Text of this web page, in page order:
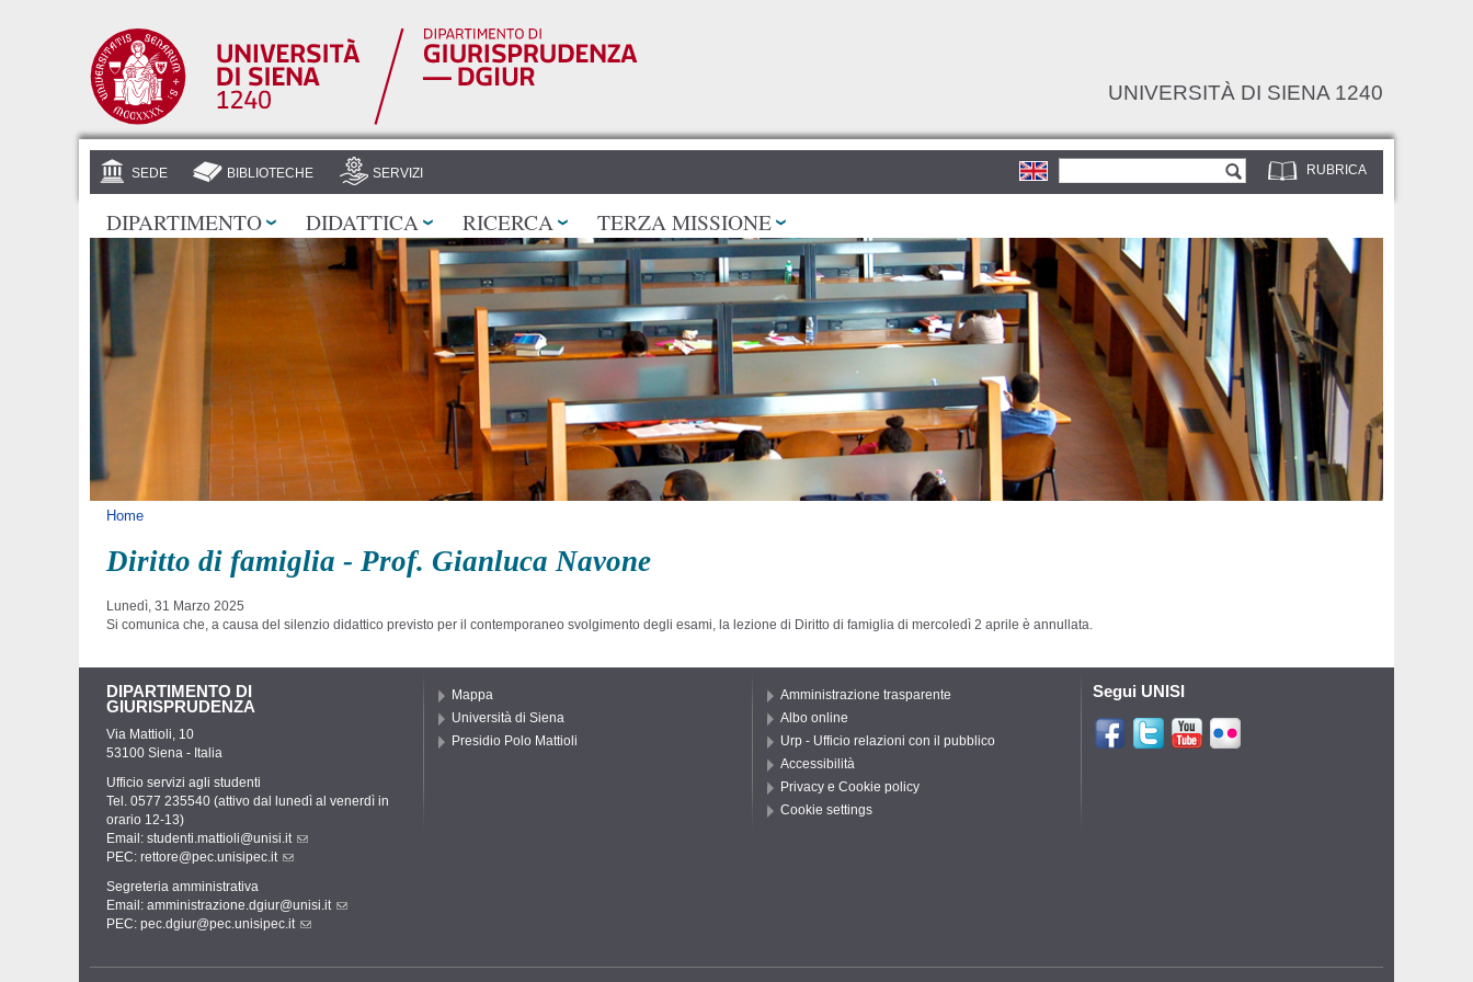
UNIVERSITÀ DI SIENA 1240
RUBRICA
Form di ricerca
SEDE BIBLIOTECHE SERVIZI
DIPARTIMENTO DIDATTICA RICERCA TERZA MISSIONE
Tu sei qui
Home
Diritto di famiglia - Prof. Gianluca Navone
Lunedì, 31 Marzo 2025
Si comunica che, a causa del silenzio didattico previsto per il contemporaneo svolgimento degli esami, la lezione di Diritto di famiglia di mercoledì 2 aprile è annullata.
DIPARTIMENTO DI
GIURISPRUDENZA
Via Mattioli, 10
53100 Siena - Italia
Ufficio servizi agli studenti
Tel. 0577 235540 (attivo dal lunedì al venerdì in
orario 12-13)
Email: studenti.mattioli@unisi.it
PEC: rettore@pec.unisipec.it
Segreteria amministrativa
Email: amministrazione.dgiur@unisi.it
PEC: pec.dgiur@pec.unisipec.it
Mappa
Università di Siena
Presidio Polo Mattioli
Amministrazione trasparente
Albo online
Urp - Ufficio relazioni con il pubblico
Accessibilità
Privacy e Cookie policy
Cookie settings
Segui UNISI